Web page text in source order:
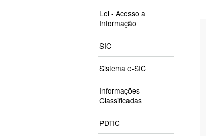
Lei - Acesso a
Informação
SIC
Sistema e-SIC
Informações
Classificadas
PDTIC